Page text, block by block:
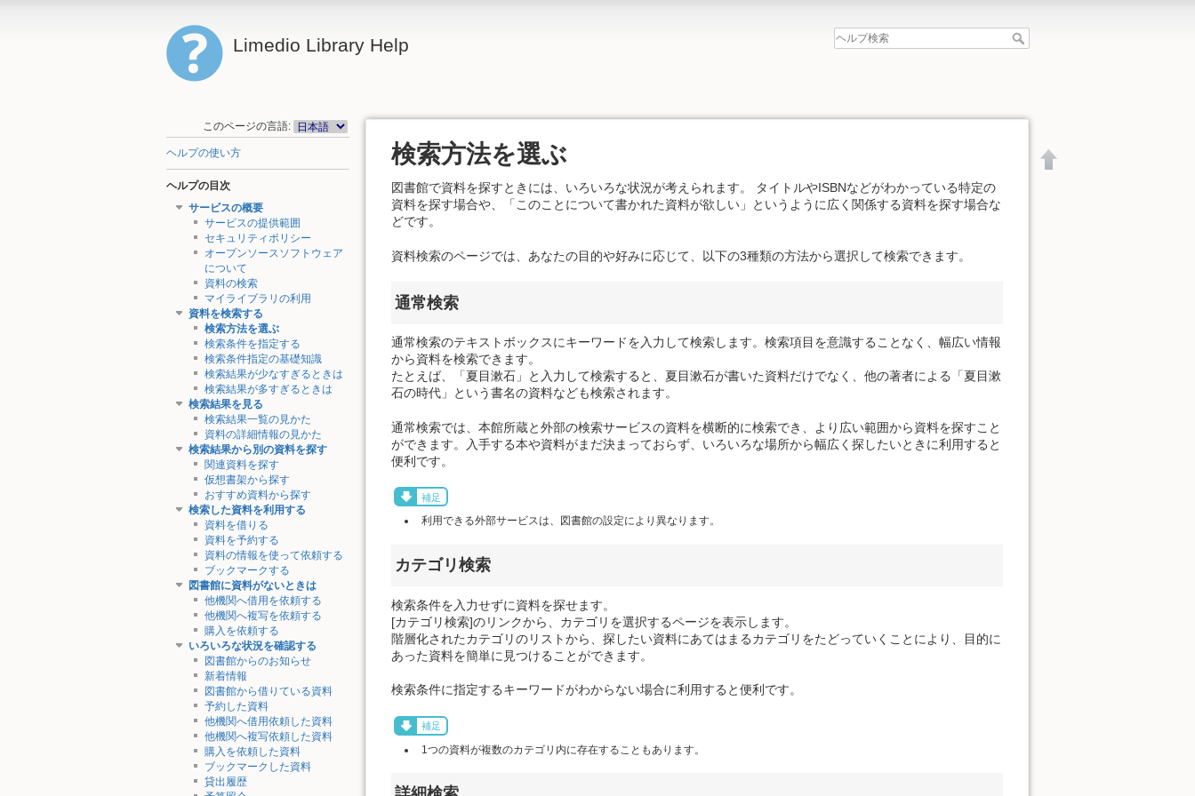
Limedio Library Help
このページの言語:
ヘルプの使い方
ヘルプの目次
サービスの概要
サービスの提供範囲
セキュリティポリシー
オープンソースソフトウェア
について
資料の検索
マイライブラリの利用
資料を検索する
検索方法を選ぶ
検索条件を指定する
検索条件指定の基礎知識
検索結果が少なすぎるときは
検索結果が多すぎるときは
検索結果を見る
検索結果一覧の見かた
資料の詳細情報の見かた
検索結果から別の資料を探す
関連資料を探す
仮想書架から探す
おすすめ資料から探す
検索した資料を利用する
資料を借りる
資料を予約する
資料の情報を使って依頼する
ブックマークする
図書館に資料がないときは
他機関へ借用を依頼する
他機関へ複写を依頼する
購入を依頼する
いろいろな状況を確認する
図書館からのお知らせ
新着情報
図書館から借りている資料
予約した資料
他機関へ借用依頼した資料
他機関へ複写依頼した資料
購入を依頼した資料
ブックマークした資料
貸出履歴
検索方法を選ぶ
図書館で資料を探すときには、いろいろな状況が考えられます。 タイトルやISBNなどがわかっている特定の
資料を探す場合や、「このことについて書かれた資料が欲しい」というように広く関係する資料を探す場合な
どです。
資料検索のページでは、あなたの目的や好みに応じて、以下の3種類の方法から選択して検索できます。
通常検索
通常検索のテキストボックスにキーワードを入力して検索します。検索項目を意識することなく、幅広い情報
から資料を検索できます。
たとえば、「夏目漱石」と入力して検索すると、夏目漱石が書いた資料だけでなく、他の著者による「夏目漱
石の時代」という書名の資料なども検索されます。
通常検索では、本館所蔵と外部の検索サービスの資料を横断的に検索でき、より広い範囲から資料を探すこと
ができます。入手する本や資料がまだ決まっておらず、いろいろな場所から幅広く探したいときに利用すると
便利です。
補足
利用できる外部サービスは、図書館の設定により異なります。
カテゴリ検索
検索条件を入力せずに資料を探せます。
[カテゴリ検索]のリンクから、カテゴリを選択するページを表示します。
階層化されたカテゴリのリストから、探したい資料にあてはまるカテゴリをたどっていくことにより、目的に
あった資料を簡単に見つけることができます。
検索条件に指定するキーワードがわからない場合に利用すると便利です。
補足
1つの資料が複数のカテゴリ内に存在することもあります。